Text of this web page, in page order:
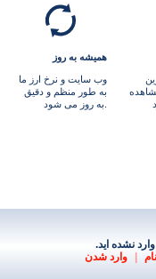
همیشه به روز
وب سایت و نرخ ارز ما
به طور منظم و دقیق
نشده اید.
| وارد شدن